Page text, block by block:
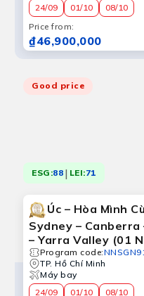
24/09
01/10
08/10
Price from:
₫46,900,000
Good price
ESG:88 | LEI:71
Úc – Hòa Mình
Sydney – Canberra
– Yarra Valley (01
Program code:
TP. Hồ Chí Minh
Máy bay
24/09
01/10 08/10